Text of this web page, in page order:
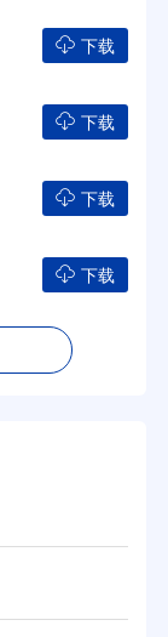
下载
下载
下载
下载